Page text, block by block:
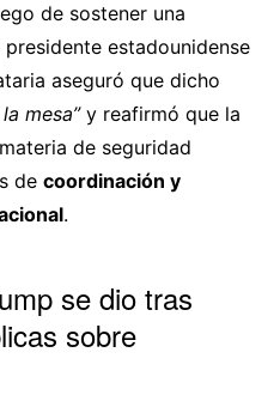
de sostener una
estadounidense
aseguró que dicho
mesa”y reafirmó que la
de seguridad
de coordinación y
.
se dio tras
sobre